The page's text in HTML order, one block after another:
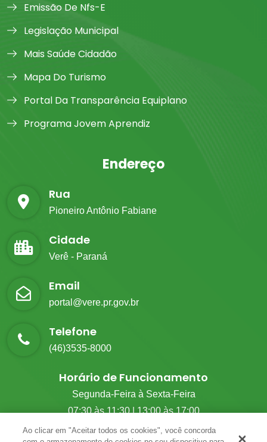
Emissão De Nfs-E
Legislação Municipal
Mais Saúde Cidadão
Mapa Do Turismo
Portal Da Transparência Equiplano
Programa Jovem Aprendiz
Endereço
Rua
Pioneiro Antônio Fabiane
Cidade
Verê - Paraná
Email
portal@vere.pr.gov.br
Telefone
(46)3535-8000
Horário de Funcionamento
Segunda-Feira à Sexta-Feira
07:30 às 11:30 | 13:00 às 17:00
Ao clicar em "Aceitar todos os cookies", você concorda